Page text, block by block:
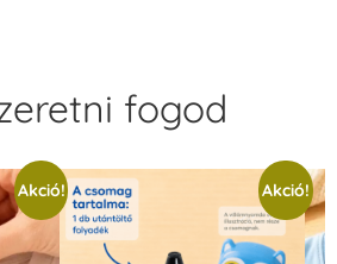
fogod
Akció! Akció!